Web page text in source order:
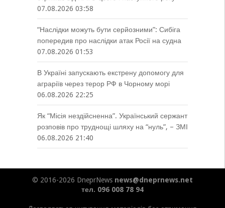
07.08.2026 03:58
“Наслідки можуть бути серйозними”: Сибіга
попередив про наслідки атак Росії на судна
07.08.2026 01:53
В Україні запускають екстрену допомогу для
аграріїв через терор РФ в Чорному морі
06.08.2026 22:25
Як “Місія нездійсненна”. Український сержант
розповів про труднощі шляху на “нуль”, – ЗМІ
06.08.2026 21:40
© 2016-2026 DneprNews news@dneprnews.net
тел. 096 008 78 94